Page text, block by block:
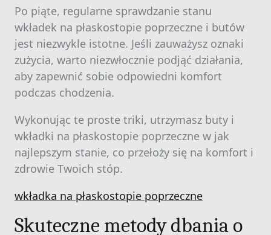
Po piąte, regularne sprawdzanie stanu
wkładek na płaskostopie poprzeczne i butów
jest niezwykle istotne. Jeśli zauważysz oznaki
zużycia, warto niezwłocznie podjąć działania,
aby zapewnić sobie odpowiedni komfort
podczas chodzenia.
Wykonując te proste triki, utrzymasz buty i
wkładki na płaskostopie poprzeczne w jak
najlepszym stanie, co przełoży się na komfort i
zdrowie Twoich stóp.
wkładka na płaskostopie poprzeczne
Skuteczne metody dbania o